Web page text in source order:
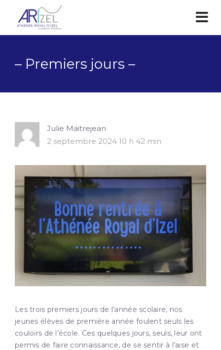
– Premiers jours –
Julie Maitrejean
2 septembre 2024 10 h 42 min
Les trois premiers jours de l’année scolaire, nos
jeunes élèves de première année foulent seuls les
couloirs de l’école. Ces quelques jours, seuls, leur ont
permis de faire connaissance, de se sentir à l’aise et